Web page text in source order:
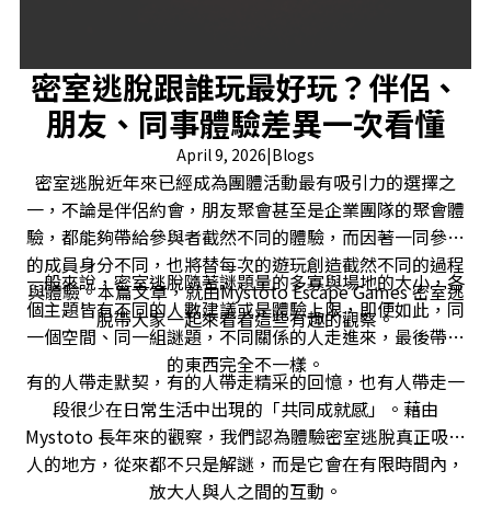
密室逃脫跟誰玩最好玩？伴侶、
朋友、同事體驗差異一次看懂
April 9, 2026|Blogs
密室逃脫近年來已經成為團體活動最有吸引力的選擇之
一，不論是伴侶約會，朋友聚會甚至是企業團隊的聚會體
驗，都能夠帶給參與者截然不同的體驗，而因著一同參與
的成員身分不同，也將替每次的遊玩創造截然不同的過程
與體驗。本篇文章，就由Mystoto Escape Games 密室逃
脫帶大家一起來看看這些有趣的觀察。
一般來說，密室逃脫隨著謎題量的多寡與場地的大小，各
個主題皆有不同的人數建議或是體驗上限，即便如此，同
一個空間、同一組謎題，不同關係的人走進來，最後帶走
的東西完全不一樣。
有的人帶走默契，有的人帶走精采的回憶，也有人帶走一
段很少在日常生活中出現的「共同成就感」。藉由
Mystoto 長年來的觀察，我們認為體驗密室逃脫真正吸引
人的地方，從來都不只是解謎，而是它會在有限時間內，
放大人與人之間的互動。